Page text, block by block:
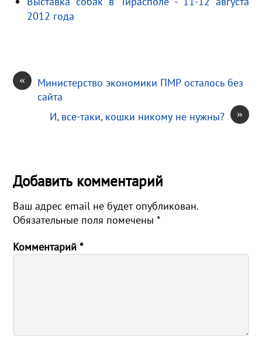
2012 года
«
Министерство экономики ПМР осталось без
сайта
»
И, все-таки, кошки никому не нужны?
Добавить комментарий
Ваш адрес email не будет опубликован.
Обязательные поля помечены*
Комментарий*